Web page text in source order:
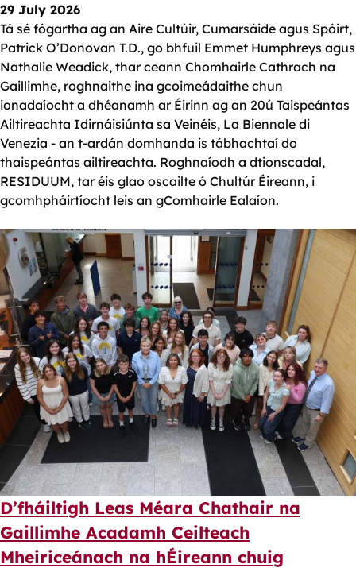
29 July 2026
Tá sé fógartha ag an Aire Cultúir, Cumarsáide agus Spóirt,
Patrick O’Donovan T.D., go bhfuil Emmet Humphreys agus
Nathalie Weadick, thar ceann Chomhairle Cathrach na
Gaillimhe, roghnaithe ina gcoimeádaithe chun
ionadaíocht a dhéanamh ar Éirinn ag an 20ú Taispeántas
Ailtireachta Idirnáisiúnta sa Veinéis, La Biennale di
Venezia - an t-ardán domhanda is tábhachtaí do
thaispeántas ailtireachta. Roghnaíodh a dtionscadal,
RESIDUUM, tar éis glao oscailte ó Chultúr Éireann, i
gcomhpháirtíocht leis an gComhairle Ealaíon.
D’fháiltigh Leas Méara Chathair na
Gaillimhe Acadamh Ceilteach
Mheiriceánach na hÉireann chuig